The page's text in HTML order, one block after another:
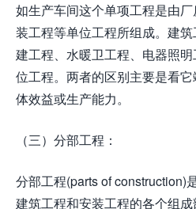
如生产车间这个单项工程是由
装工程等单位工程所组成。建
建工程、水暖卫工程、电器照
位工程。两者的区别主要是看
体效益或生产能力。
（三）分部工程：
分部工程(parts of construction)
建筑工程和安装工程的各个组